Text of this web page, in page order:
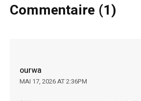
Commentaire (1)
ourwa
MAI 17, 2026 AT 2:36PM